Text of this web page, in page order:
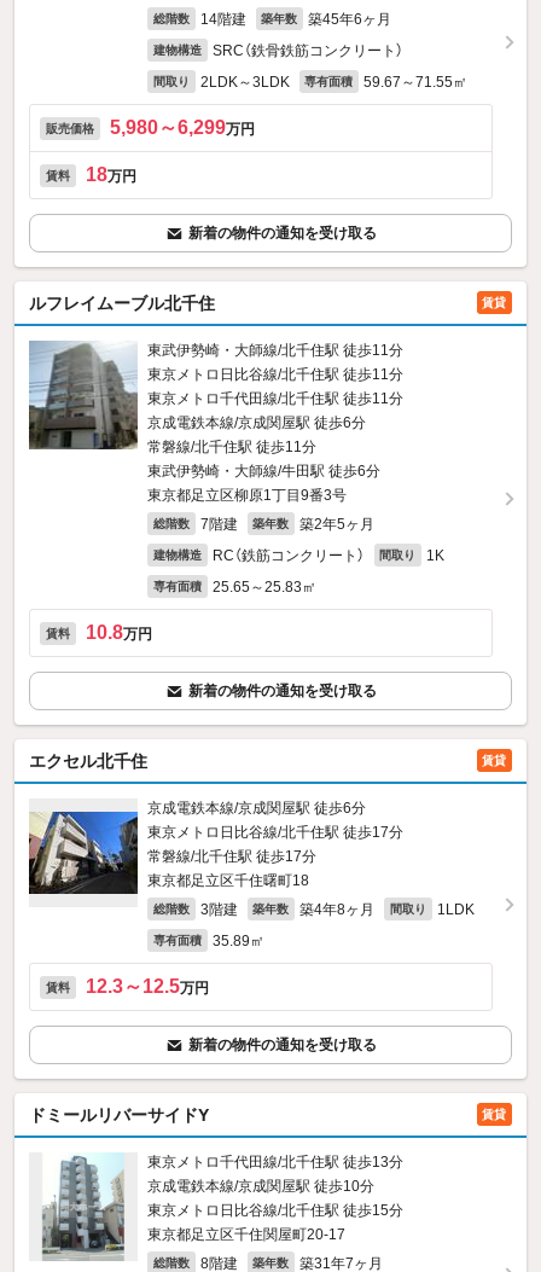
総階数 14階建 築年数 築45年6ヶ月
建物構造 SRC（鉄骨鉄筋コンクリート）
間取り 2LDK～3LDK 専有面積 59.67～71.55㎡
販売価格 5,980～6,299万円
賃料 18万円
新着の物件の通知を受け取る
ルフレイムーブル北千住 賃貸
東武伊勢崎・大師線/北千住駅 徒歩11分
東京メトロ日比谷線/北千住駅 徒歩11分
東京メトロ千代田線/北千住駅 徒歩11分
京成電鉄本線/京成関屋駅 徒歩6分
常磐線/北千住駅 徒歩11分
東武伊勢崎・大師線/牛田駅 徒歩6分
東京都足立区柳原1丁目9番3号
総階数 7階建 築年数 築2年5ヶ月
建物構造 RC（鉄筋コンクリート） 間取り 1K
専有面積 25.65～25.83㎡
賃料 10.8万円
新着の物件の通知を受け取る
エクセル北千住 賃貸
京成電鉄本線/京成関屋駅 徒歩6分
東京メトロ日比谷線/北千住駅 徒歩17分
常磐線/北千住駅 徒歩17分
東京都足立区千住曙町18
総階数 3階建 築年数 築4年8ヶ月 間取り 1LDK
専有面積 35.89㎡
賃料 12.3～12.5万円
新着の物件の通知を受け取る
ドミールリバーサイドY 賃貸
東京メトロ千代田線/北千住駅 徒歩13分
京成電鉄本線/京成関屋駅 徒歩10分
東京メトロ日比谷線/北千住駅 徒歩15分
東京都足立区千住関屋町20-17
総階数 8階建 築年数 築31年7ヶ月